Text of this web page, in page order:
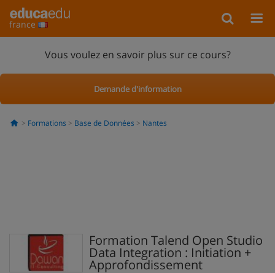
france
Vous voulez en savoir plus sur ce cours?
Demande d'information
Formations Base de Données Nantes
Formation Talend Open Studio
Data Integration : Initiation +
Approfondissement